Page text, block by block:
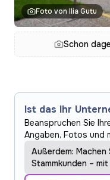
Foto von Ilia Gutu
Schon
Ist das Ihr
Beanspruchen Sie
Angaben, Fotos und
Außerdem:
Stammkunden –